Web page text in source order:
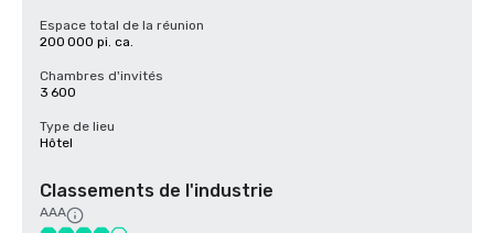
Espace total de la réunion
200 000 pi. ca.
Chambres d'invités
3 600
Type de lieu
Hôtel
Classements de l'industrie
AAA